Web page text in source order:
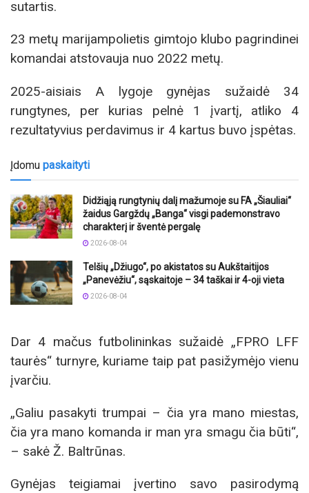
sutartis.
23 metų marijampolietis gimtojo klubo pagrindinei
komandai atstovauja nuo 2022 metų.
2025-aisiais A lygoje gynėjas sužaidė 34
rungtynes, per kurias pelnė 1 įvartį, atliko 4
rezultatyvius perdavimus ir 4 kartus buvo įspėtas.
Įdomu paskaityti
Didžiąją rungtynių dalį mažumoje su FA „Šiauliai“
žaidus Gargždų „Banga“ visgi pademonstravo
charakterį ir šventė pergalę
2026-08-04
Telšių „Džiugo“, po akistatos su Aukštaitijos
„Panevėžiu“, sąskaitoje – 34 taškai ir 4-oji vieta
2026-08-04
Dar 4 mačus futbolininkas sužaidė „FPRO LFF
taurės“ turnyre, kuriame taip pat pasižymėjo vienu
įvarčiu.
„Galiu pasakyti trumpai – čia yra mano miestas,
čia yra mano komanda ir man yra smagu čia būti“,
– sakė Ž. Baltrūnas.
Gynėjas teigiamai įvertino savo pasirodymą